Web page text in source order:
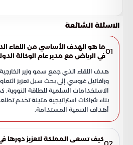
الاسئلة الشائعة
01ما هو الهدف الأساسي من اللقاء
في الرياض مع مدير عام الوكالة
هدف اللقاء الذي جمع سمو وزير
ورافائيل غروسي إلى بحث سبل تعزيز
الاستخدامات السلمية للطاقة النووية.
بناء شراكات استراتيجية متينة تخدم
أهداف التنمية المستدامة.
كيف تسعى المملكة لتعزيز دورها